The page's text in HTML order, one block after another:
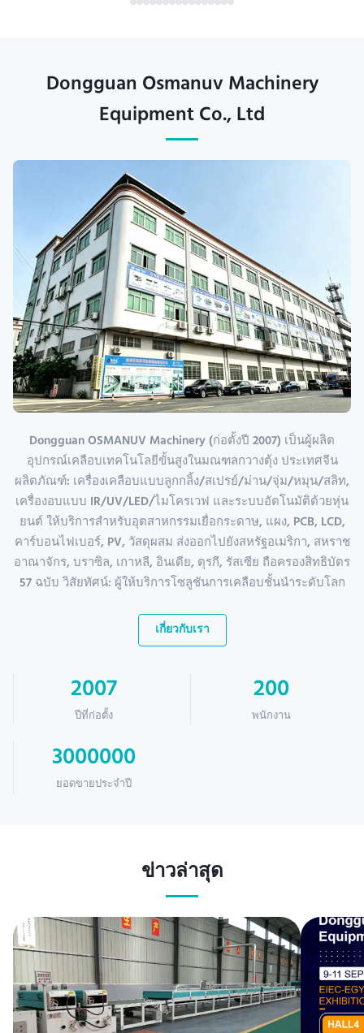
Dongguan Osmanuv Machinery
Equipment Co., Ltd
Dongguan OSMANUV Machinery (ก่อตั้งปี 2007) เป็นผู้ผลิต
อุปกรณ์เคลือบเทคโนโลยีขั้นสูงในมณฑลกวางตุ้ง ประเทศจีน
ผลิตภัณฑ์: เครื่องเคลือบแบบลูกกลิ้ง/สเปรย์/ม่าน/จุ่ม/หมุน/สลิท,
เครื่องอบแบบ IR/UV/LED/ไมโครเวฟ และระบบอัตโนมัติด้วยหุ่น
ยนต์ ให้บริการสำหรับอุตสาหกรรมเยื่อกระดาษ, แผง, PCB, LCD,
คาร์บอนไฟเบอร์, PV, วัสดุผสม ส่งออกไปยังสหรัฐอเมริกา, สหราช
อาณาจักร, บราซิล, เกาหลี, อินเดีย, ตุรกี, รัสเซีย ถือครองสิทธิบัตร
57 ฉบับ วิสัยทัศน์: ผู้ให้บริการโซลูชันการเคลือบชั้นนำระดับโลก
เกี่ยวกับเรา
2007
ปีที่ก่อตั้ง
200
พนักงาน
3000000
ยอดขายประจำปี
ข่าวล่าสุด